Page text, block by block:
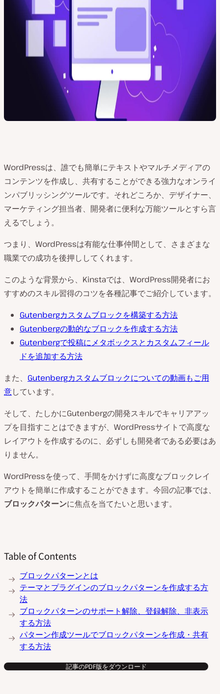
WordPressは、誰でも簡単にテキストやマルチメディアの
コンテンツを作成し、共有することができる強力なオンライ
ンパブリッシングツールです。それどころか、デザイナー、
マーケティング担当者、開発者に便利な万能ツールとすら言
えるでしょう。
つまり、WordPressは有能な仕事仲間として、さまざまな
職業での成功を後押ししてくれます。
このような背景から、Kinstaでは、WordPress開発者にお
すすめのスキル習得のコツを各種記事でご紹介しています。
Gutenbergカスタムブロックを構築する方法
Gutenbergの動的なブロックを作成する方法
Gutenbergで投稿にメタボックスとカスタムフィール
ドを追加する方法
また、 Gutenbergカスタムブロックについての動画もご用
意しています。
そして、たしかにGutenbergの開発スキルでキャリアアッ
プを目指すことはできますが、WordPressサイトで高度な
レイアウトを作成するのに、必ずしも開発者である必要はあ
りません。
WordPressを使って、手間をかけずに高度なブロックレイ
アウトを簡単に作成することができます。今回の記事では、
ブロックパターンに焦点を当てたいと思います。
Table of Contents
ブロックパターンとは
テーマとプラグインのブロックパターンを作成する方
法
ブロックパターンのサポート解除、登録解除、非表示
する方法
パターン作成ツールでブロックパターンを作成・共有
する方法
記事のPDF版をダウンロード